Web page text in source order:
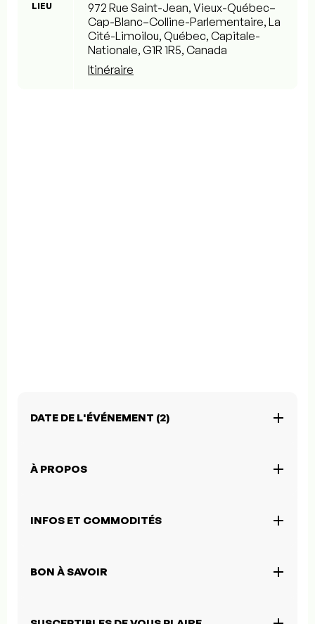
LIEU
972 Rue Saint-Jean, Vieux-Québec–
Cap-Blanc–Colline-Parlementaire, La
Cité-Limoilou, Québec, Capitale-
Nationale, G1R 1R5, Canada
Itinéraire
DATE DE L'ÉVÉNEMENT (2)
À PROPOS
INFOS ET COMMODITÉS
BON À SAVOIR